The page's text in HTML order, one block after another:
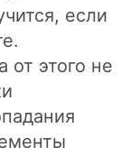
если
от этого не